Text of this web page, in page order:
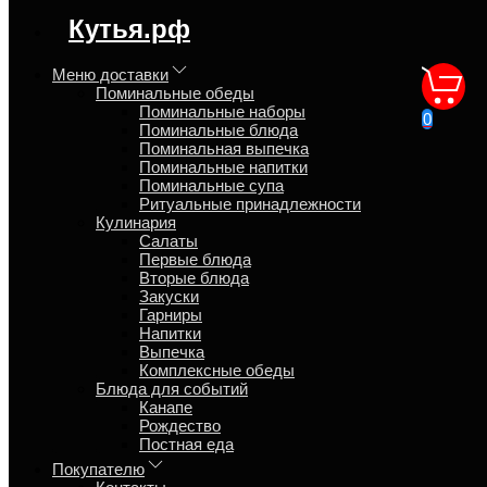
Синтаксическая ошибка в блоке
speed_kutya.top_banner_content
Кутья.рф
Меню доставки
Поминальные обеды
Поминальные наборы
Поминальные блюда
Поминальная выпечка
Поминальные напитки
Поминальные супа
Ритуальные принадлежности
Кулинария
Салаты
Первые блюда
Вторые блюда
Закуски
Гарниры
Напитки
Выпечка
Комплексные обеды
Блюда для событий
Канапе
Рождество
Постная еда
Покупателю
0
Поминки 9 дней
31 октября 2019
Как проводят поминки на 9 дней?
9-й день считается от дня смерти и в этот день проводят
чтение молитвы
усопшего. На кладбище принято ставить свечку и возложить
цветы, а после как правило проводят
домашней обстановке среди близких.